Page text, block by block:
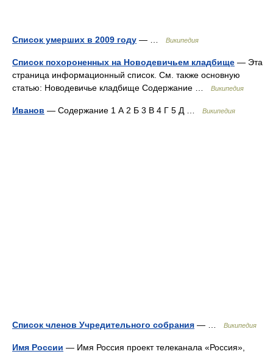
Список умерших в 2009 году — … Википедия
Список похороненных на Новодевичьем кладбище — Эта
страница информационный список. См. также основную
статью: Новодевичье кладбище Содержание …
Википедия
Иванов — Содержание 1 А 2 Б 3 В 4 Г 5 Д … Википедия
Список членов Учредительного собрания — … Википедия
Имя России — Имя Россия проект телеканала «Россия»,